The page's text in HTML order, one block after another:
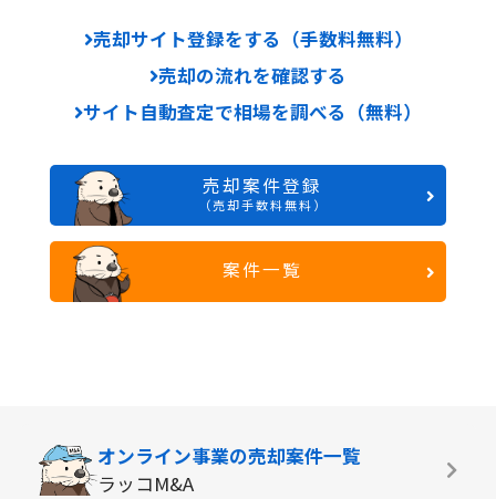
売却サイト登録をする（手数料無料）
売却の流れを確認する
サイト自動査定で相場を調べる（無料）
売却案件登録
（売却手数料無料）
案件一覧
オンライン事業の売却案件一覧
ラッコM&A